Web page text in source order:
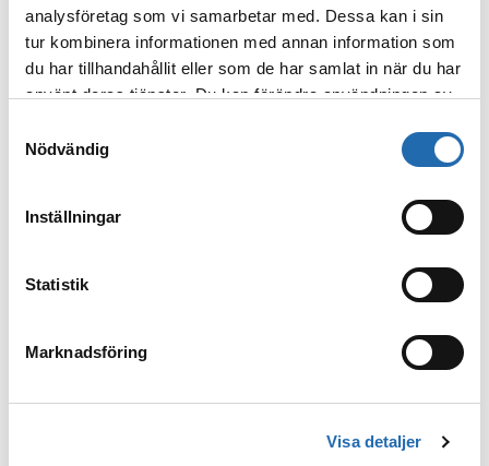
analysföretag som vi samarbetar med. Dessa kan i sin
tur kombinera informationen med annan information som
du har tillhandahållit eller som de har samlat in när du har
använt deras tjänster. Du kan förändra användningen av
frånInformation om kakor (cookies)
-länken i nedre
Nödvändig
Inställningar
Statistik
Marknadsföring
Visa detaljer
Läs mer
: Första Prima Plus Class-fartyget levererat till
100 tips och råd för din
Behöver du komma ihåg en hårtork, kan du